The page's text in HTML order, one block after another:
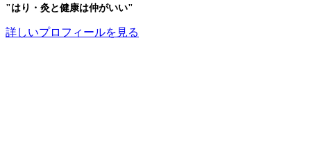
"はり・灸と健康は仲がいい"
詳しいプロフィールを見る